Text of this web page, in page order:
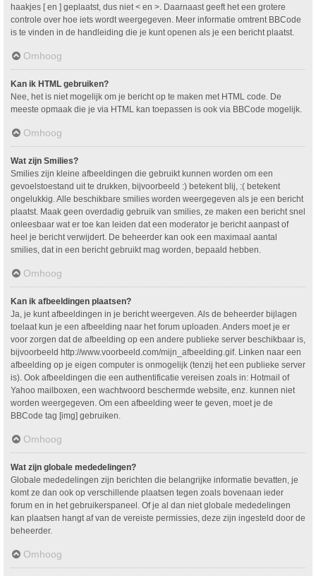
haakjes [ en ] geplaatst, dus niet < en >. Daarnaast geeft het een grotere
controle over hoe iets wordt weergegeven. Meer informatie omtrent BBCode
is te vinden in de handleiding die je kunt openen als je een bericht plaatst.
Omhoog
Kan ik HTML gebruiken?
Nee, het is niet mogelijk om je bericht op te maken met HTML code. De
meeste opmaak die je via HTML kan toepassen is ook via BBCode mogelijk.
Omhoog
Wat zijn Smilies?
Smilies zijn kleine afbeeldingen die gebruikt kunnen worden om een
gevoelstoestand uit te drukken, bijvoorbeeld :) betekent blij, :( betekent
ongelukkig. Alle beschikbare smilies worden weergegeven als je een bericht
plaatst. Maak geen overdadig gebruik van smilies, ze maken een bericht snel
onleesbaar wat er toe kan leiden dat een moderator je bericht aanpast of
heel je bericht verwijdert. De beheerder kan ook een maximaal aantal
smilies, dat in een bericht gebruikt mag worden, bepaald hebben.
Omhoog
Kan ik afbeeldingen plaatsen?
Ja, je kunt afbeeldingen in je bericht weergeven. Als de beheerder bijlagen
toelaat kun je een afbeelding naar het forum uploaden. Anders moet je er
voor zorgen dat de afbeelding op een andere publieke server beschikbaar is,
bijvoorbeeld http://www.voorbeeld.com/mijn_afbeelding.gif. Linken naar een
afbeelding op je eigen computer is onmogelijk (tenzij het een publieke server
is). Ook afbeeldingen die een authentificatie vereisen zoals in: Hotmail of
Yahoo mailboxen, een wachtwoord beschermde website, enz. kunnen niet
worden weergegeven. Om een afbeelding weer te geven, moet je de
BBCode tag [img] gebruiken.
Omhoog
Wat zijn globale mededelingen?
Globale mededelingen zijn berichten die belangrijke informatie bevatten, je
komt ze dan ook op verschillende plaatsen tegen zoals bovenaan ieder
forum en in het gebruikerspaneel. Of je al dan niet globale mededelingen
kan plaatsen hangt af van de vereiste permissies, deze zijn ingesteld door de
beheerder.
Omhoog